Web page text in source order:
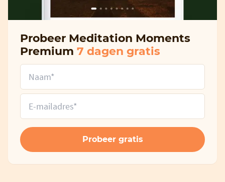
Probeer Meditation Moments
Premium 7 dagen gratis